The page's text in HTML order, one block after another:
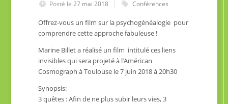
Posté le 27 mai 2018 Conférences
Offrez-vous un film sur la psychogénéalogie pour
comprendre cette approche fabuleuse !
Marine Billet a réalisé un film intitulé ces liens
invisibles qui sera projeté à l’Américan
Cosmograph à Toulouse le 7 juin 2018 à 20h30
Synopsis:
3 quêtes : Afin de ne plus subir leurs vies, 3